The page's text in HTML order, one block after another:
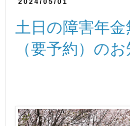
土日の障害年
（要予約）の